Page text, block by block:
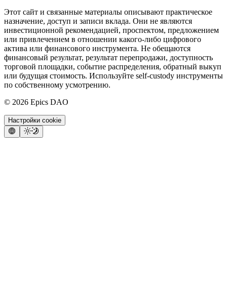
Этот сайт и связанные материалы описывают практическое
назначение, доступ и записи вклада. Они не являются
инвестиционной рекомендацией, проспектом, предложением
или привлечением в отношении какого-либо цифрового
актива или финансового инструмента. Не обещаются
финансовый результат, результат перепродажи, доступность
торговой площадки, событие распределения, обратный выкуп
или будущая стоимость. Используйте self-custody инструменты
по собственному усмотрению.
© 2026 Epics DAO
Настройки cookie